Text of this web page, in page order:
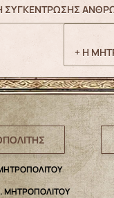
ΣΥΓΚΕΝΤΡΩΣΗΣ
+ Η
ΜΗΤΡΟΠΟΛΙΤΟΥ